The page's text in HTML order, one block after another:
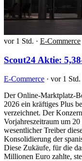
vor 1 Std. · E-Commerce
Scout24 Aktie:
E-Commerce · vor 1 Std.
Der Online-Marktplatz-
2026 ein kräftiges Plus
verzeichnet. Der
Vorjahreszeitraum um
wesentlicher Treiber
Konsolidierung der
Diese Zukäufe, für die
Millionen Euro zahlte,